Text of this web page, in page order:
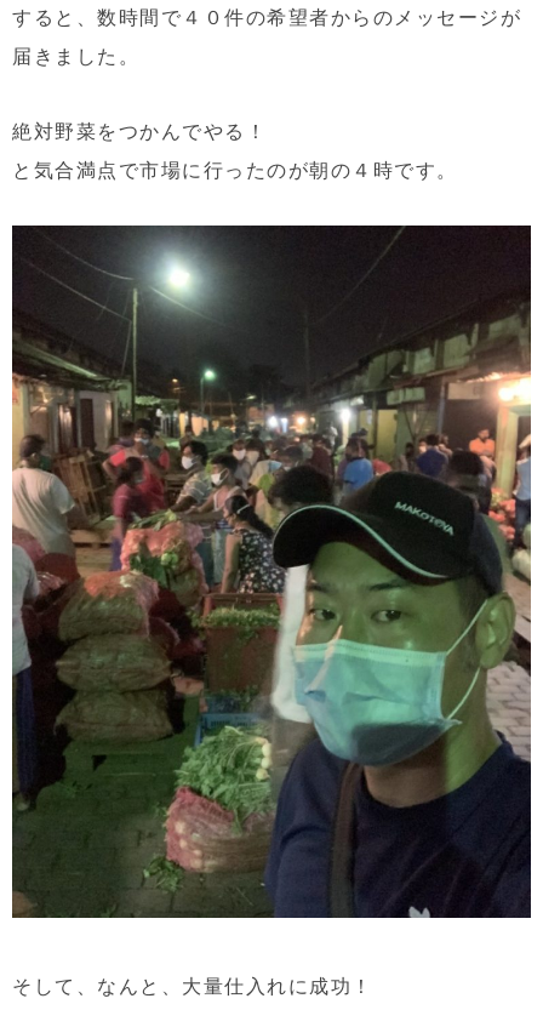
すると、数時間で４０件の希望者からのメッセージが
届きました。
絶対野菜をつかんでやる！
と気合満点で市場に行ったのが朝の４時です。
そして、なんと、大量仕入れに成功！